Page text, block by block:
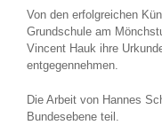
Von den erfolgreichen
Grundschule am
Vincent Hauk ihre
entgegennehmen.
Die Arbeit von Hannes
Bundesebene teil.